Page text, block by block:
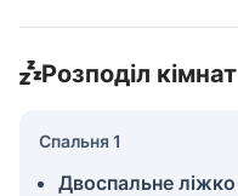
Розподіл кімнат
Спальня 1
Двоспальне